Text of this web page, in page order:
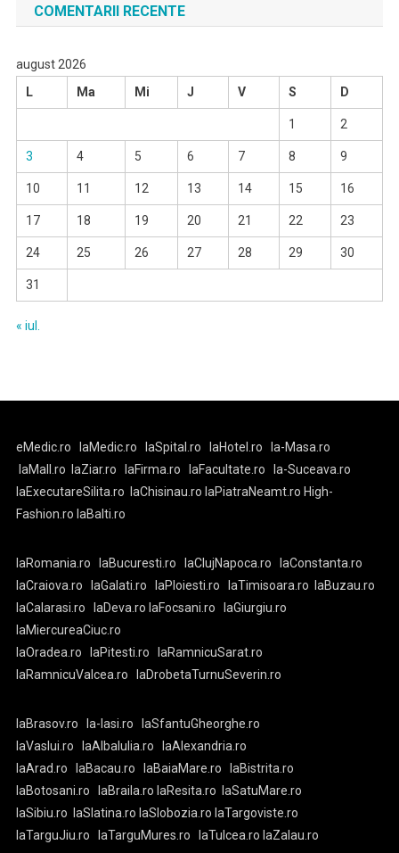
COMENTARII RECENTE
august 2026
L
Ma Mi J V S D
1 2
3 4 5 6 7 8 9
10 11 12 13 14 15 16
17 18 19 20 21 22 23
24 25 26 27 28 29 30
31
« iul.
eMedic.ro laMedic.ro laSpital.ro laHotel.ro
la-Masa.ro
laMall.ro
laZiar.ro laFirma.ro laFacultate.ro
la-Suceava.ro
laExecutareSilita.ro
laChisinau.ro laPiatraNeamt.ro High-
Fashion.ro laBalti.ro
laRomania.ro laBucuresti.ro laClujNapoca.ro
laConstanta.ro
laCraiova.ro
laGalati.ro laPloiesti.ro laTimisoara.ro
laBuzau.ro
laCalarasi.ro
laDeva.ro laFocsani.ro
laGiurgiu.ro
laMiercureaCiuc.ro
laOradea.ro
laPitesti.ro
laRamnicuSarat.ro
laRamnicuValcea.ro
laDrobetaTurnuSeverin.ro
laBrasov.ro la-Iasi.ro
laSfantuGheorghe.ro
laVaslui.ro
laAlbaIulia.ro
laAlexandria.ro
laArad.ro
laBacau.ro laBaiaMare.ro
laBistrita.ro
laBotosani.ro
laBraila.ro laResita.ro
laSatuMare.ro
laSibiu.ro
laSlatina.ro laSlobozia.ro laTargoviste.ro
laTarguJiu.ro
laTarguMures.ro laTulcea.ro laZalau.ro